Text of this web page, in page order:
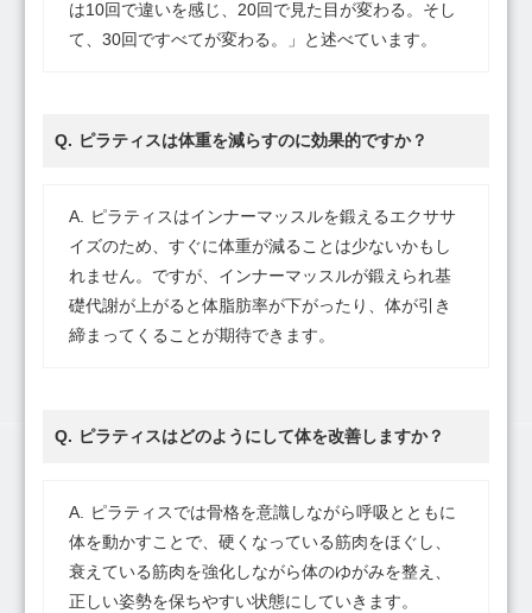
は10回で違いを感じ、20回で見た目が変わる。そし
て、30回ですべてが変わる。」と述べています。
ピラティスは体重を減らすのに効果的ですか？
ピラティスはインナーマッスルを鍛えるエクササ
イズのため、すぐに体重が減ることは少ないかもし
れません。ですが、インナーマッスルが鍛えられ基
礎代謝が上がると体脂肪率が下がったり、体が引き
締まってくることが期待できます。
ピラティスはどのようにして体を改善しますか？
ピラティスでは骨格を意識しながら呼吸とともに
体を動かすことで、硬くなっている筋肉をほぐし、
衰えている筋肉を強化しながら体のゆがみを整え、
正しい姿勢を保ちやすい状態にしていきます。